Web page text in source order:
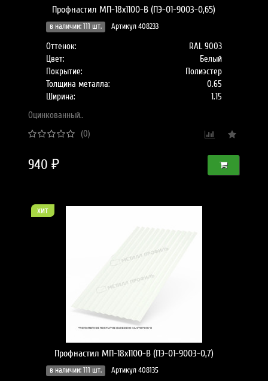
Профнастил МП-18x1100-B (ПЭ-01-9003-0,65)
в наличии: 111 шт. Артикул 408233
Оттенок:
RAL 9003
Цвет:
Белый
Покрытие:
Полиэстер
Толщина металла:
0.65
Ширина:
1.15
Оцинкованный..
(0)
940 ₽
хит
Профнастил МП-18x1100-B (ПЭ-01-9003-0,7)
в наличии: 111 шт. Артикул 408135